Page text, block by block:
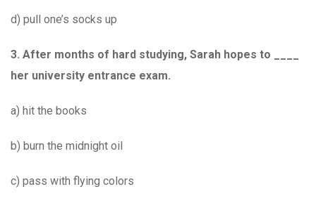
d) pull one’s socks up
3. After months of hard studying, Sarah hopes to ____
her university entrance exam.
a) hit the books
b) burn the midnight oil
c) pass with flying colors